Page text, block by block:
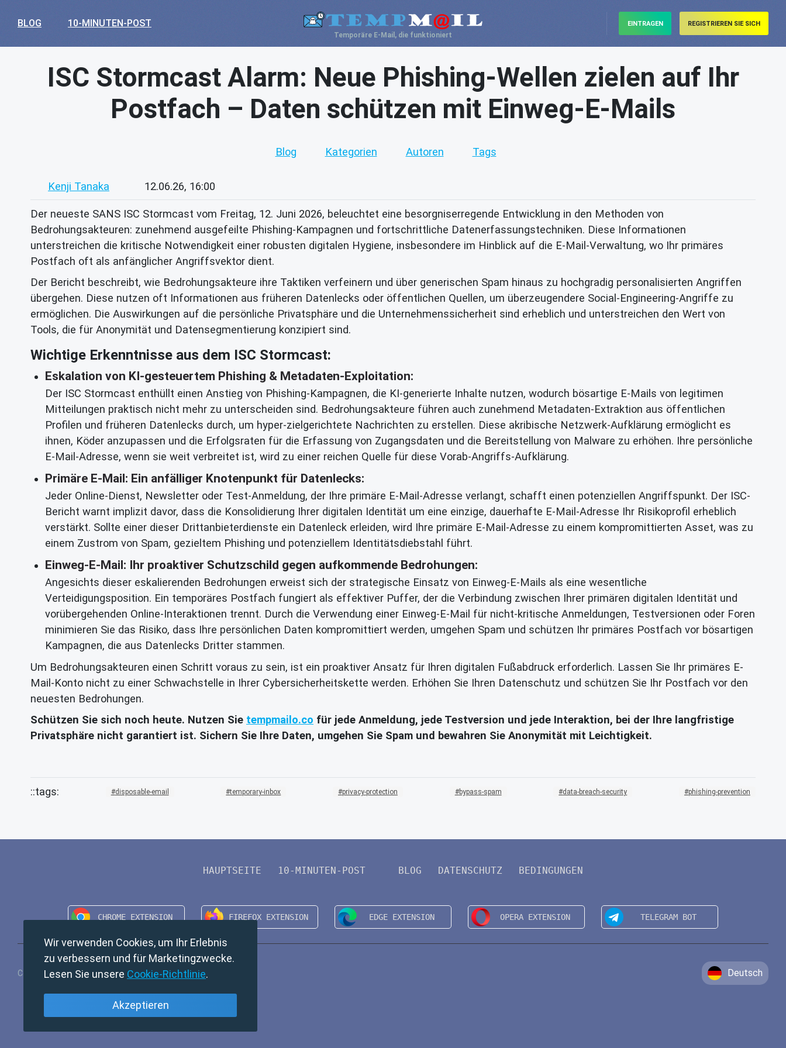
BLOG 10-MINUTEN-POST
Temporäre E-Mail, die funktioniert
EINTRAGEN REGISTRIEREN SIE SICH
ISC Stormcast Alarm: Neue Phishing-Wellen zielen auf Ihr
Postfach – Daten schützen mit Einweg-E-Mails
Blog Kategorien Autoren Tags
Kenji Tanaka 12.06.26, 16:00
Der neueste SANS ISC Stormcast vom Freitag, 12. Juni 2026, beleuchtet eine besorgniserregende Entwicklung in den Methoden von
Bedrohungsakteuren: zunehmend ausgefeilte Phishing-Kampagnen und fortschrittliche Datenerfassungstechniken. Diese Informationen
unterstreichen die kritische Notwendigkeit einer robusten digitalen Hygiene, insbesondere im Hinblick auf die E-Mail-Verwaltung, wo Ihr primäres
Postfach oft als anfänglicher Angriffsvektor dient.
Der Bericht beschreibt, wie Bedrohungsakteure ihre Taktiken verfeinern und über generischen Spam hinaus zu hochgradig personalisierten Angriffen
übergehen. Diese nutzen oft Informationen aus früheren Datenlecks oder öffentlichen Quellen, um überzeugendere Social-Engineering-Angriffe zu
ermöglichen. Die Auswirkungen auf die persönliche Privatsphäre und die Unternehmenssicherheit sind erheblich und unterstreichen den Wert von
Tools, die für Anonymität und Datensegmentierung konzipiert sind.
Wichtige Erkenntnisse aus dem ISC Stormcast:
Eskalation von KI-gesteuertem Phishing & Metadaten-Exploitation:
Der ISC Stormcast enthüllt einen Anstieg von Phishing-Kampagnen, die KI-generierte Inhalte nutzen, wodurch bösartige E-Mails von legitimen
Mitteilungen praktisch nicht mehr zu unterscheiden sind. Bedrohungsakteure führen auch zunehmend Metadaten-Extraktion aus öffentlichen
Profilen und früheren Datenlecks durch, um hyper-zielgerichtete Nachrichten zu erstellen. Diese akribische Netzwerk-Aufklärung ermöglicht es
ihnen, Köder anzupassen und die Erfolgsraten für die Erfassung von Zugangsdaten und die Bereitstellung von Malware zu erhöhen. Ihre persönliche
E-Mail-Adresse, wenn sie weit verbreitet ist, wird zu einer reichen Quelle für diese Vorab-Angriffs-Aufklärung.
Primäre E-Mail: Ein anfälliger Knotenpunkt für Datenlecks:
Jeder Online-Dienst, Newsletter oder Test-Anmeldung, der Ihre primäre E-Mail-Adresse verlangt, schafft einen potenziellen Angriffspunkt. Der ISC-
Bericht warnt implizit davor, dass die Konsolidierung Ihrer digitalen Identität um eine einzige, dauerhafte E-Mail-Adresse Ihr Risikoprofil erheblich
verstärkt. Sollte einer dieser Drittanbieterdienste ein Datenleck erleiden, wird Ihre primäre E-Mail-Adresse zu einem kompromittierten Asset, was zu
einem Zustrom von Spam, gezieltem Phishing und potenziellem Identitätsdiebstahl führt.
Einweg-E-Mail: Ihr proaktiver Schutzschild gegen aufkommende Bedrohungen:
Angesichts dieser eskalierenden Bedrohungen erweist sich der strategische Einsatz von Einweg-E-Mails als eine wesentliche
Verteidigungsposition. Ein temporäres Postfach fungiert als effektiver Puffer, der die Verbindung zwischen Ihrer primären digitalen Identität und
vorübergehenden Online-Interaktionen trennt. Durch die Verwendung einer Einweg-E-Mail für nicht-kritische Anmeldungen, Testversionen oder Foren
minimieren Sie das Risiko, dass Ihre persönlichen Daten kompromittiert werden, umgehen Spam und schützen Ihr primäres Postfach vor bösartigen
Kampagnen, die aus Datenlecks Dritter stammen.
Um Bedrohungsakteuren einen Schritt voraus zu sein, ist ein proaktiver Ansatz für Ihren digitalen Fußabdruck erforderlich. Lassen Sie Ihr primäres E-
Mail-Konto nicht zu einer Schwachstelle in Ihrer Cybersicherheitskette werden. Erhöhen Sie Ihren Datenschutz und schützen Sie Ihr Postfach vor den
neuesten Bedrohungen.
Schützen Sie sich noch heute. Nutzen Sie tempmailo.co für jede Anmeldung, jede Testversion und jede Interaktion, bei der Ihre langfristige
Privatsphäre nicht garantiert ist. Sichern Sie Ihre Daten, umgehen Sie Spam und bewahren Sie Anonymität mit Leichtigkeit.
disposable-email temporary-inbox privacy-protection bypass-spam data-breach-security phishing-prevention
HAUPTSEITE 10-MINUTEN-POST BLOG DATENSCHUTZ BEDINGUNGEN
Copyright © 2024 TempMail. All rights reserved. Deutsch
Wir verwenden Cookies, um Ihr Erlebnis
zu verbessern und für Marketingzwecke.
Lesen Sie unsere Cookie-Richtlinie.
Akzeptieren